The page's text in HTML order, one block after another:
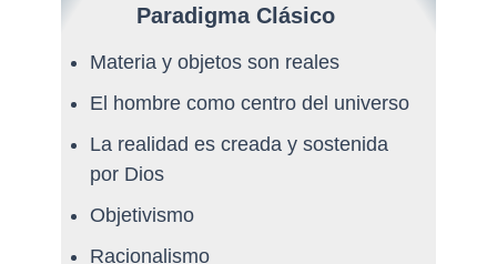
Paradigma Clásico
Materia y objetos son reales
El hombre como centro del universo
La realidad es creada y sostenida
por Dios
Objetivismo
Racionalismo